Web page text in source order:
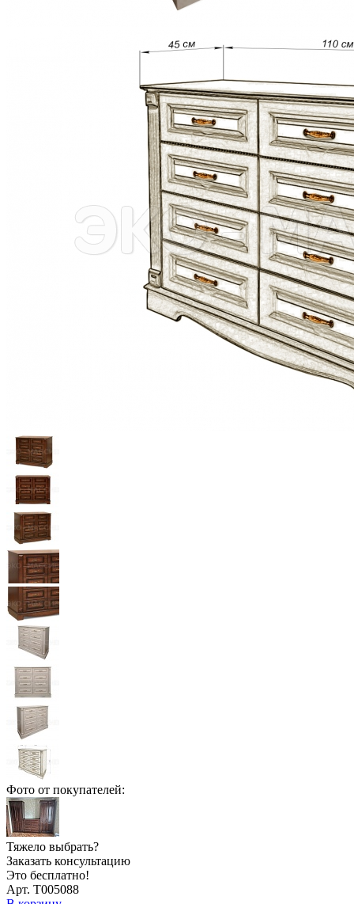
Фото от покупателей:
Тяжело выбрать?
Заказать консультацию
Это бесплатно!
Арт. Т005088